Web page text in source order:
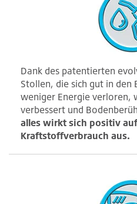
Dank des patentierten
Stollen, die sich gut in den
weniger Energie verloren,
verbessert und
alles wirkt sich positiv
Kraftstoffverbrauch aus.